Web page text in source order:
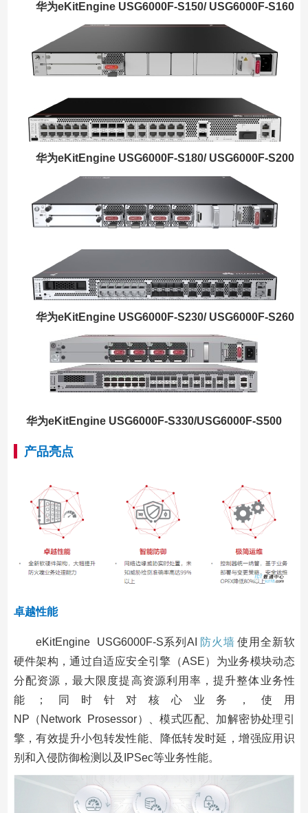
华为eKitEngine USG6000F-S150/ USG6000F-S160
华为eKitEngine USG6000F-S180/ USG6000F-S200
华为eKitEngine USG6000F-S230/ USG6000F-S260
华为eKitEngine USG6000F-S330/USG6000F-S500
产品亮点
卓越性能
eKitEngine USG6000F-S系列AI 防火墙 使用全新软
硬件架构，通过自适应安全引擎（ASE）为业务模块动态
分配资源，最大限度提高资源利用率，提升整体业务性
能；同时针对核心业务，使用
NP（Network Prosessor）、模式匹配、加解密协处理引
擎，有效提升小包转发性能、降低转发时延，增强应用识
别和入侵防御检测以及IPSec等业务性能。